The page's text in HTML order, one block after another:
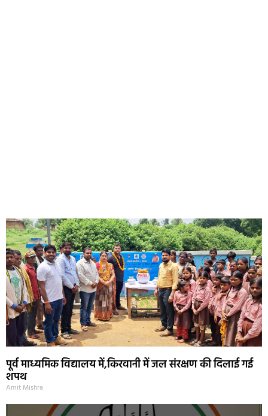
पूर्व माध्यमिक विद्यालय में,किरवानी में जल संरक्षण की दिलाई गई
शपथ
Amit Mishra